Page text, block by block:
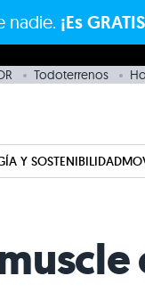
nadie. ¡Es
Todoterrenos
Y SOSTENIBILIDAD